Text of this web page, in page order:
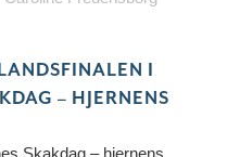
I
– HJERNENS
Skakdag – hjernens